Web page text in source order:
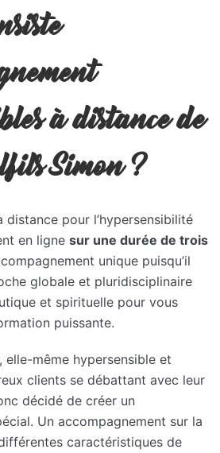
à distance de
Simon ?
distance pour l’hypersensibilité
en ligne sur une durée de trois
unique puisqu’il
globale et pluridisciplinaire
et spirituelle pour vous
puissante.
elle-même hypersensible et
clients se débattant avec leur
décidé de créer un
Un accompagnement sur la
caractéristiques de